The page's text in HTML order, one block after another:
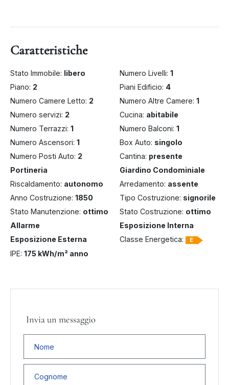
Caratteristiche
Stato Immobile: libero Numero Livelli: 1
Piano: 2 Piani Edificio: 4
Numero Camere Letto: 2 Numero Altre Camere: 1
Numero servizi: 2 Cucina: abitabile
Numero Terrazzi: 1 Numero Balconi: 1
Numero Ascensori: 1 Box Auto: singolo
Numero Posti Auto: 2 Cantina: presente
Portineria
Giardino Condominiale
Riscaldamento: autonomo Arredamento: assente
Anno Costruzione: 1850 Tipo Costruzione: signorile
Stato Manutenzione: ottimo Stato Costruzione: ottimo
Allarme
Esposizione Interna
Esposizione Esterna
Classe Energetica: E
IPE: 175 kWh/m² anno
Invia un messaggio